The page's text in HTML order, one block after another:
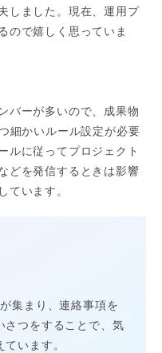
しました。現在、運用プ
ので嬉しく思っていま
バーが多いので、成果物
細かいルール設定が必要
ルに従ってプロジェクト
どを発信するときは影響
ています。
集まり、連絡事項を
さつをすることで、気
います。